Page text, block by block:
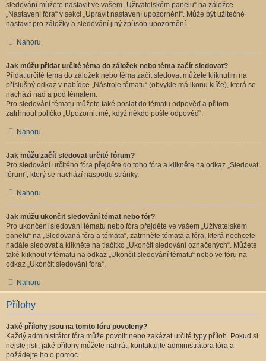
sledování můžete nastavit ve vašem „Uživatelském panelu“ na záložce
„Nastavení fóra“ v sekci „Upravit nastavení upozornění“. Může být užitečné
nastavit pro záložky a sledování jiný způsob upozornění.
Nahoru
Jak můžu přidat určité téma do záložek nebo téma začít sledovat?
Přidat určité téma do záložek nebo téma začít sledovat můžete kliknutím na
příslušný odkaz v nabídce „Nástroje tématu“ (obvykle má ikonu klíče), která se
nachází nad a pod tématem.
Pro sledování tématu můžete také poslat do tématu odpověď a přitom
zatrhnout políčko „Upozornit mě, když někdo pošle odpověď“.
Nahoru
Jak můžu začít sledovat určité fórum?
Pro sledování určitého fóra přejděte do toho fóra a klikněte na odkaz „Sledovat
fórum“, který se nachází naspodu stránky.
Nahoru
Jak můžu ukončit sledování témat nebo fór?
Pro ukončení sledování tématu nebo fóra přejděte ve vašem „Uživatelském
panelu“ na „Sledovaná fóra a témata“, zatrhněte témata a fóra, která nechcete
nadále sledovat a klikněte na tlačítko „Ukončit sledování označených“. Můžete
také kliknout v tématu na odkaz „Ukončit sledování tématu“ nebo ve fóru na
odkaz „Ukončit sledování fóra“.
Nahoru
Přílohy
Jaké přílohy jsou na tomto fóru povoleny?
Každý administrátor fóra může povolit nebo zakázat určité typy příloh. Pokud si
nejste jisti, jaké přílohy můžete nahrát, kontaktujte administrátora fóra a
požádejte ho o pomoc.